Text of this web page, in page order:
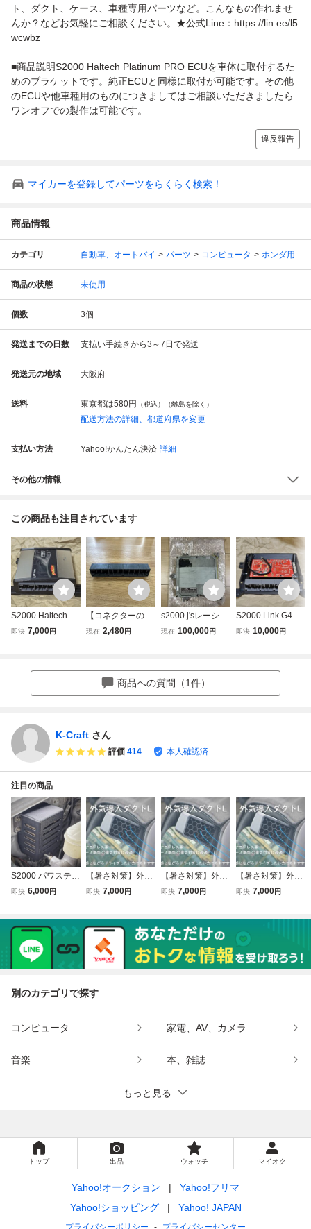
ト、ダクト、ケース、車種専用パーツなど。こんなもの作れませ
んか？などお気軽にご相談ください。★公式Line：https://lin.ee/l5
wcwbz
■商品説明S2000 Haltech Platinum PRO ECUを車体に取付するた
めのブラケットです。純正ECUと同様に取付が可能です。その他
のECUや他車種用のものにつきましてはご相談いただきましたら
ワンオフでの製作は可能です。
違反報告
マイカーを登録してパーツをらくらく検索！
商品情報
カテゴリ 自動車、オートバイ パーツ コンピュータ ホンダ用
商品の状態 未使用
個数 3個
発送までの日数 支払い手続きから3～7日で発送
発送元の地域 大阪府
送料 東京都は580円 （税込）（離島を除く）
配送方法の詳細、都道府県を変更
支払い方法 Yahoo!かんたん決済 詳細
その他の情報
この商品も注目されています
S2000 Haltech Pl
atinum PRO ECU
即決 7,000円
【コネクターの
み】GF-EK9 E-EK
ラグイン リンク H
ALTECH ハルテッ
現在 2,480円
s2000 j'sレーシン
グハイパーECU A
現在 100,000円
S2000 Link G4X
プラグインECU用
即決 10,000円
商品への質問（1件）
K-Craft さん
評価 414 本人確認済
注目の商品
S2000 パワステコ
ンピュータ カバー
即決 6,000円
【暑さ対策】外気
導入ダクト エアコ
10 SXE10 SW20
ローバーミニ s13
s14 s15 r31 r32 r3
3 r34 等
即決 7,000円
【暑さ対策】外気
導入ダクト 旧車 E
2 FK8 FL5 EF9 EF
8 DA6 DB8 CL1 C
F4 BB6 他
即決 7,000円
【暑さ対策】外気
導入ダクト 旧車 z
4 brz 86 zn8 ハコ
スカ ケンメリ サ
ニトラ 他
即決 7,000円
別のカテゴリで探す
コンピュータ 家電、AV、カメラ
音楽 本、雑誌
もっと見る
トップ 出品 ウォッチ マイオク
Yahoo!オークション
Yahoo!フリマ
Yahoo!ショッピング
Yahoo! JAPAN
プライバシーポリシー プライバシーセンター